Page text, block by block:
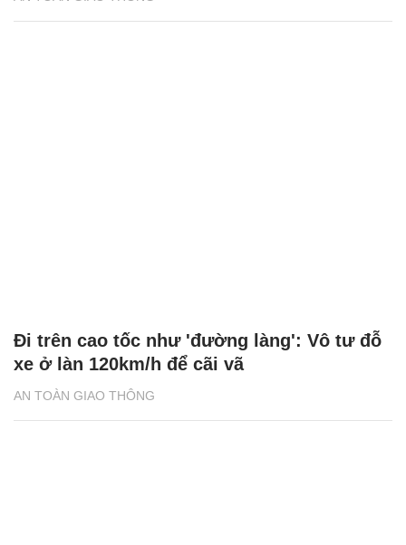
AN TOÀN GIAO THÔNG
Đi trên cao tốc như 'đường làng': Vô tư đỗ
xe ở làn 120km/h để cãi vã